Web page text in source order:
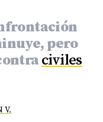
pero
civiles
V.